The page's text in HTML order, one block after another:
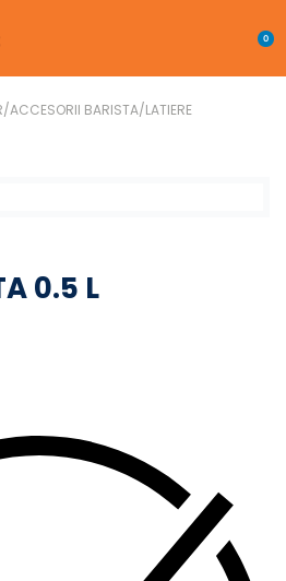
0
/ACCESORII BARISTA/LATIERE
0.5 L